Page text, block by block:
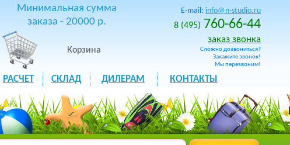
Минимальная сумма
заказа - 20000 р.
Корзина
E-mail: info@n-studio.ru
8 (495) 760-66-44
заказ звонка
Сложно дозвониться?
Закажите звонок!
Мы перезвоним!
РАСЧЕТ СКЛАД ДИЛЕРАМ КОНТАКТЫ